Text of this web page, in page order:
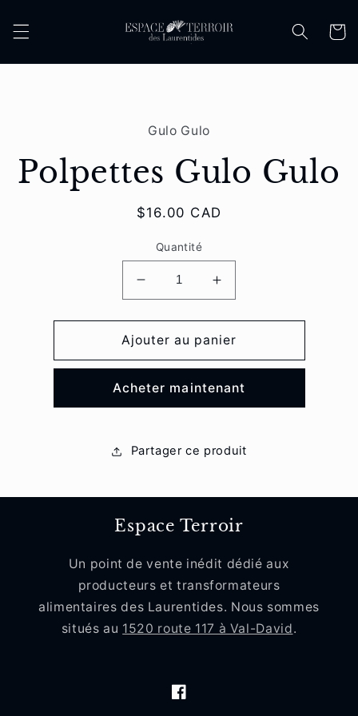
au
Panier
Gulo Gulo
Polpettes Gulo Gulo
Prix
$16.00 CAD
Quantité
Réduire
la
quantité
de
Polpettes
Gulo
Augmenter
la
quantité
de
Polpettes
Gulo
Ajouter au panier
Acheter maintenant
Partager ce produit
Espace Terroir
Un point de vente inédit dédié aux
producteurs et transformateurs
alimentaires des Laurentides. Nous sommes
situés au 1520 route 117 à Val-David.
Facebook